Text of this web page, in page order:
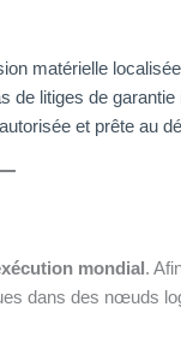
matérielle
de litiges de
et prête au
mondial.
dans des nœuds